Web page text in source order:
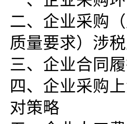
二、企业采购
质量要求）涉
三、企业合同
四、企业采购
对策略